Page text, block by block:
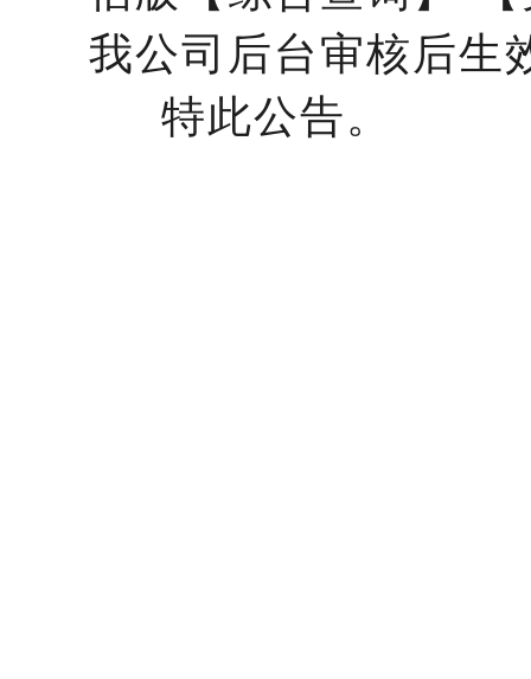
我公司后台审核后生
特此公告。